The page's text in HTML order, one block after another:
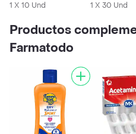
1 X 10 Und
1 X 30 Und
Productos
Farmatodo